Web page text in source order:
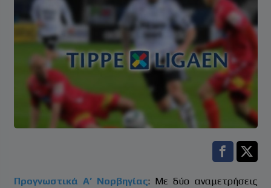
Facebook
Προγνωστικά Α’ Νορβηγίας: Με δύο αναμετρήσεις